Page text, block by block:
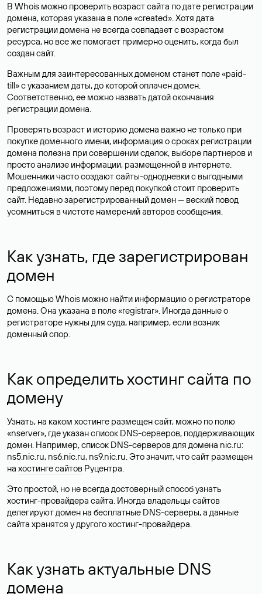
В Whois можно проверить возраст сайта по дате регистрации
домена, которая указана в поле «created». Хотя дата
регистрации домена не всегда совпадает с возрастом
ресурса, но все же помогает примерно оценить, когда был
создан сайт.
Важным для заинтересованных доменом станет поле «paid-
till» с указанием даты, до которой оплачен домен.
Соответственно, ее можно назвать датой окончания
регистрации домена.
Проверять возраст и историю домена важно не только при
покупке доменного имени, информация о сроках регистрации
домена полезна при совершении сделок, выборе партнеров и
просто анализе информации, размещенной в интернете.
Мошенники часто создают сайты-однодневки с выгодными
предложениями, поэтому перед покупкой стоит проверить
сайт. Недавно зарегистрированный домен — веский повод
усомниться в чистоте намерений авторов сообщения.
Как узнать, где зарегистрирован
домен
С помощью Whois можно найти информацию о регистраторе
домена. Она указана в поле «registrar». Иногда данные о
регистраторе нужны для суда, например, если возник
доменный спор.
Как определить хостинг сайта по
домену
Узнать, на каком хостинге размещен сайт, можно по полю
«nserver», где указан список DNS-серверов, поддерживающих
домен. Например, список DNS-серверов для домена nic.ru:
ns5.nic.ru, ns6.nic.ru, ns9.nic.ru. Это значит, что сайт размещен
на хостинге сайтов Руцентра.
Это простой, но не всегда достоверный способ узнать
хостинг-провайдера сайта. Иногда владельцы сайтов
делегируют домен на бесплатные DNS-серверы, а данные
сайта хранятся у другого хостинг-провайдера.
Как узнать актуальные DNS
домена